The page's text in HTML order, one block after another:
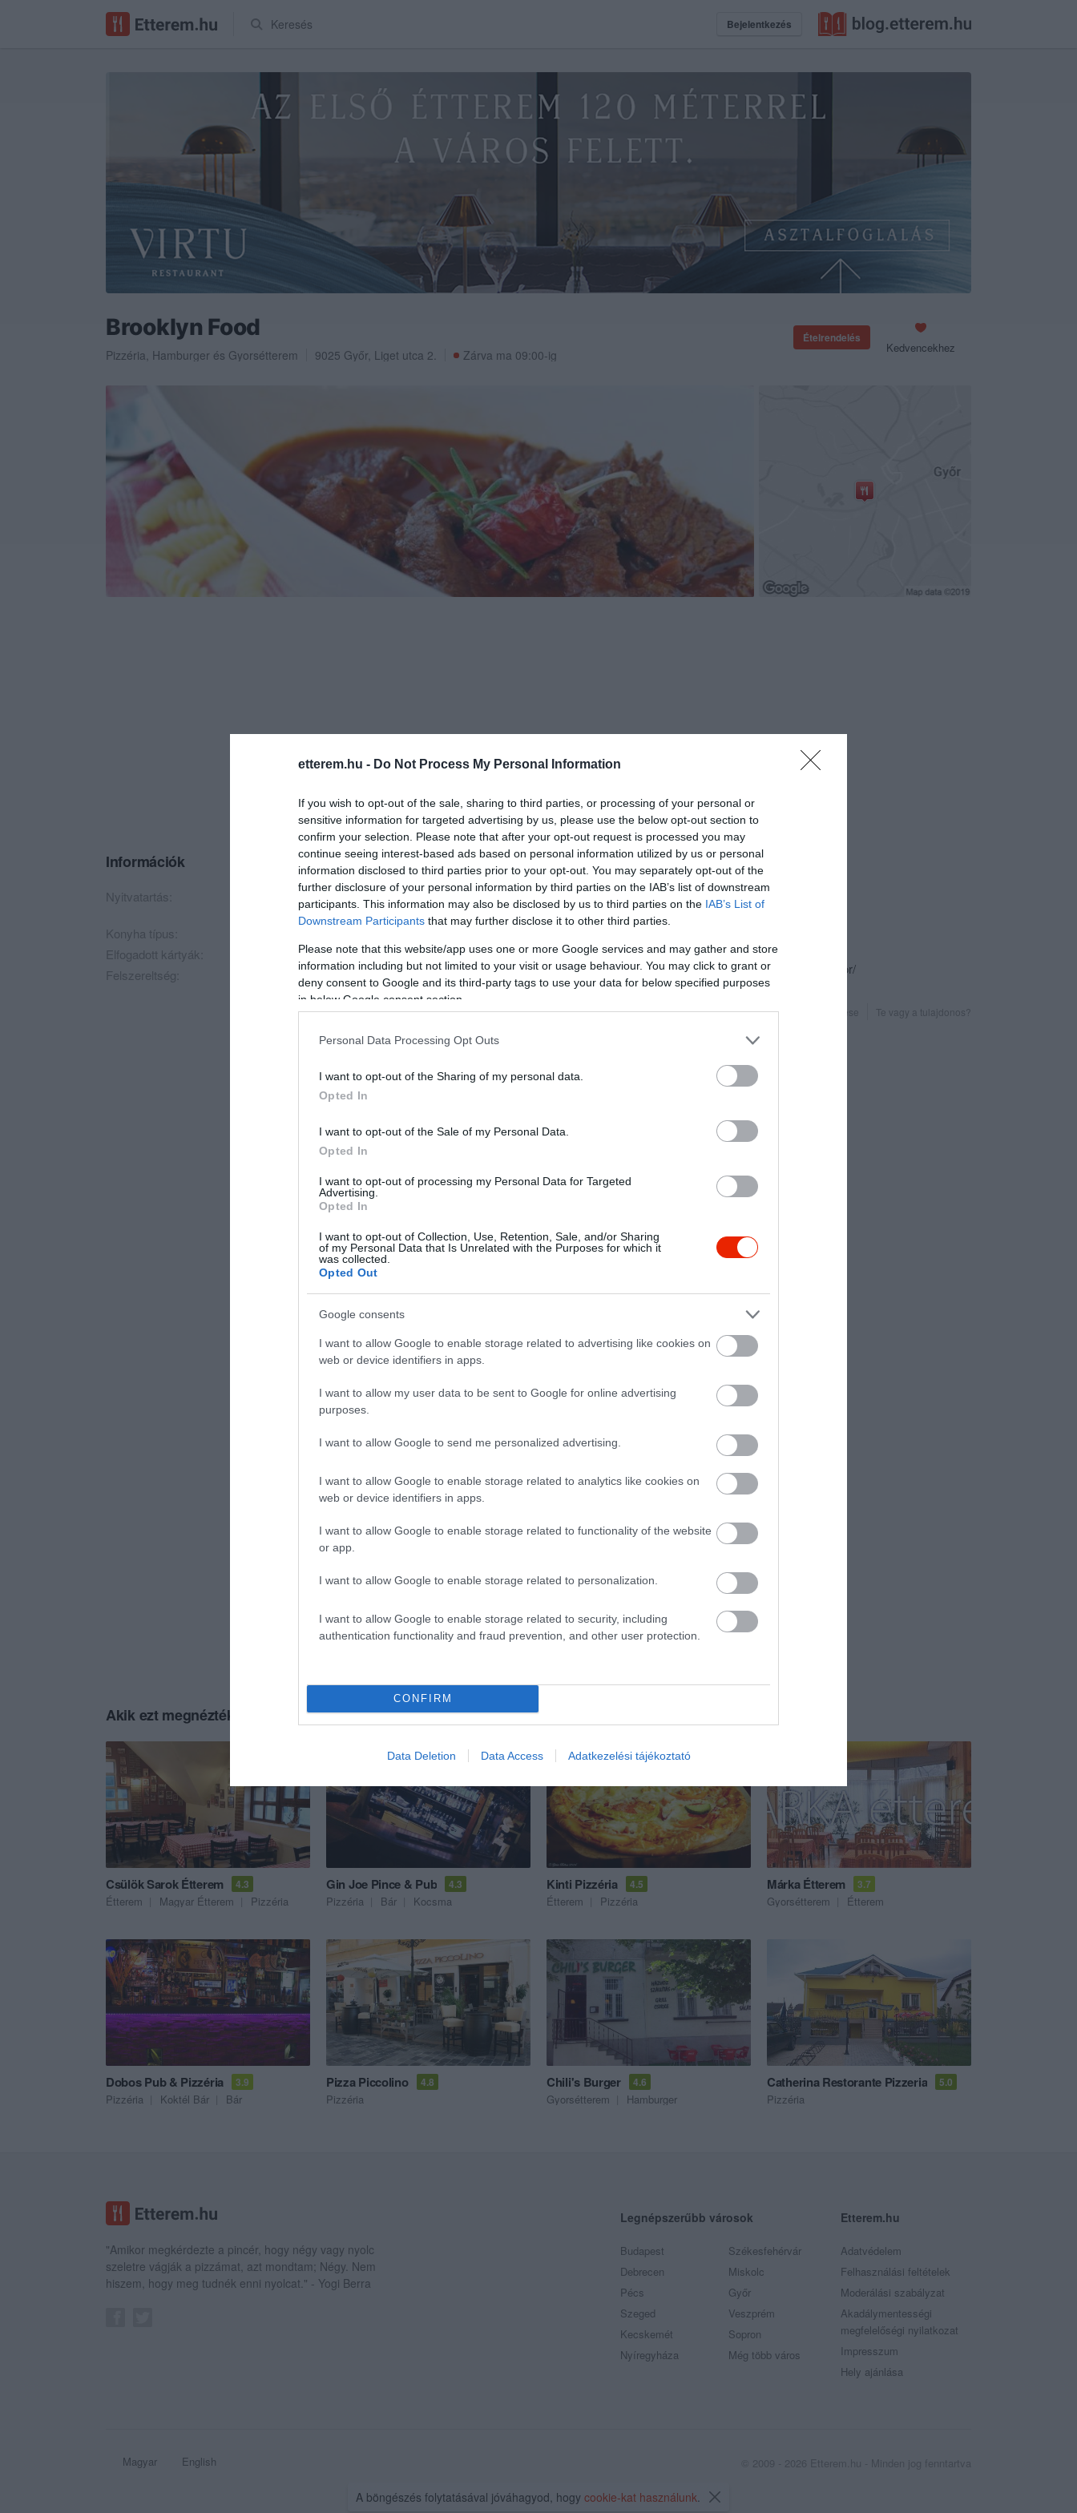
etterem.hu - Do Not Process My Personal Information
If you wish to opt-out of the sale, sharing to third parties, or processing of your personal or
sensitive information for targeted advertising by us, please use the below opt-out section to
confirm your selection. Please note that after your opt-out request is processed you may
continue seeing interest-based ads based on personal information utilized by us or personal
information disclosed to third parties prior to your opt-out. You may separately opt-out of the
further disclosure of your personal information by third parties on the IAB’s list of downstream
participants. This information may also be disclosed by us to third parties on the IAB’s List of
Downstream Participants that may further disclose it to other third parties.
Please note that this website/app uses one or more Google services and may gather and store
information including but not limited to your visit or usage behaviour. You may click to grant or
deny consent to Google and its third-party tags to use your data for below specified purposes
in below Google consent section.
Personal Data Processing Opt Outs
I want to opt-out of the Sharing of my personal data.
Opted In
I want to opt-out of the Sale of my Personal Data.
Opted In
I want to opt-out of processing my Personal Data for Targeted
Advertising.
Opted In
I want to opt-out of Collection, Use, Retention, Sale, and/or Sharing
of my Personal Data that Is Unrelated with the Purposes for which it
was collected.
Opted Out
Google consents
I want to allow Google to enable storage related to advertising like cookies on
web or device identifiers in apps.
I want to allow my user data to be sent to Google for online advertising
purposes.
I want to allow Google to send me personalized advertising.
I want to allow Google to enable storage related to analytics like cookies on
web or device identifiers in apps.
I want to allow Google to enable storage related to functionality of the website
or app.
I want to allow Google to enable storage related to personalization.
I want to allow Google to enable storage related to security, including
authentication functionality and fraud prevention, and other user protection.
CONFIRM
Data Deletion Data Access Adatkezelési tájékoztató
Keresés Bejelentkezés
Brooklyn Food
Pizzéria, Hamburger és Gyorsétterem 9025 Győr, Liget utca 2. Zárva ma 09:00-ig
Ételrendelés
Kedvencekhez
Információk
Nyitvatartás: Ma: 09:00 - 22:00 Mutass többet
Konyha típus:
Elfogadott kártyák:
OTP SZÉP kártya, MKB SZÉP kártya, K&H SZÉP kártya, Erzsébet utalvány
Felszereltség:
Melegétel
Kapcsolat
9025 Győr, Liget utca 2.
https://brooklynfood.hu/
fb.com/BrooklynFoodGyor/
Probléma jelentése Te vagy a tulajdonos?
Akik ezt megnézték, ezeket is megnézték...
Csülök Sarok Étterem 4.3
Étterem Magyar Étterem Pizzéria
Gin Joe Pince & Pub 4.3
Pizzéria Bár Kocsma
Kinti Pizzéria 4.5
Étterem Pizzéria
Márka Étterem 3.7
Gyorsétterem Étterem
Dobos Pub & Pizzéria 3.9
Pizzéria Koktél Bár Bár
Pizza Piccolino 4.8
Pizzéria
Chili's Burger 4.6
Gyorsétterem Hamburger
Catherina Restorante Pizzeria 5.0
Pizzéria
"Amikor megkérdezte a pincér, hogy négy vagy nyolc
szeletre vágják a pizzámat, azt mondtam; Négy. Nem
hiszem, hogy meg tudnék enni nyolcat." - Yogi Berra
Legnépszerűbb városok
Budapest
Debrecen
Pécs
Szeged
Kecskemét
Nyíregyháza
Székesfehérvár
Miskolc
Győr
Veszprém
Sopron
Még több város
Etterem.hu
Adatvédelem
Felhasználási feltételek
Moderálási szabályzat
Akadálymentességi
megfelelőségi nyilatkozat
Impresszum
Hely ajánlása
Magyar English
A böngészés folytatásával jóváhagyod, hogy cookie-kat használunk.